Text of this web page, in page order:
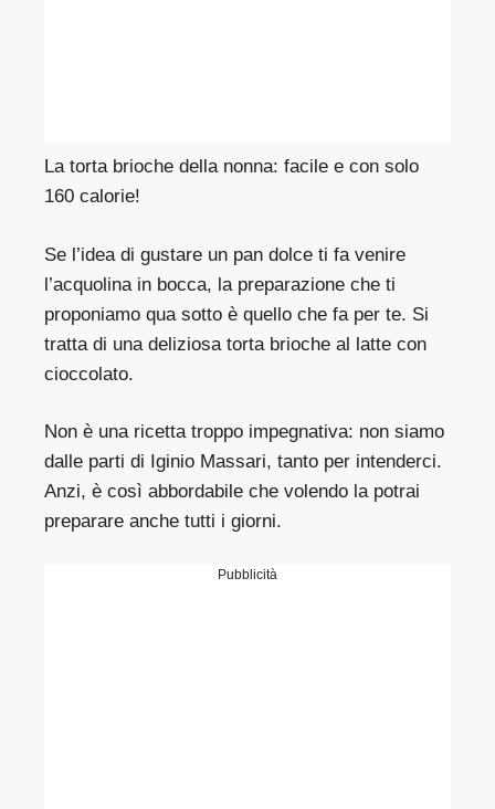
La torta brioche della nonna: facile e con solo
160 calorie!
Se l’idea di gustare un pan dolce ti fa venire
l’acquolina in bocca, la preparazione che ti
proponiamo qua sotto è quello che fa per te. Si
tratta di una deliziosa torta brioche al latte con
cioccolato.
Non è una ricetta troppo impegnativa: non siamo
dalle parti di Iginio Massari, tanto per intenderci.
Anzi, è così abbordabile che volendo la potrai
preparare anche tutti i giorni.
Pubblicità